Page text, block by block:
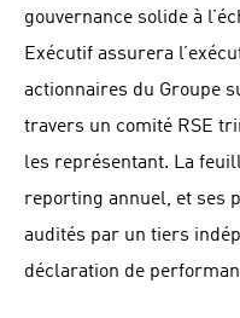
gouvernance solide à
Exécutif assurera
actionnaires du Groupe
travers un comité RSE
les représentant. La
reporting annuel, et ses
audités par un tiers
déclaration de